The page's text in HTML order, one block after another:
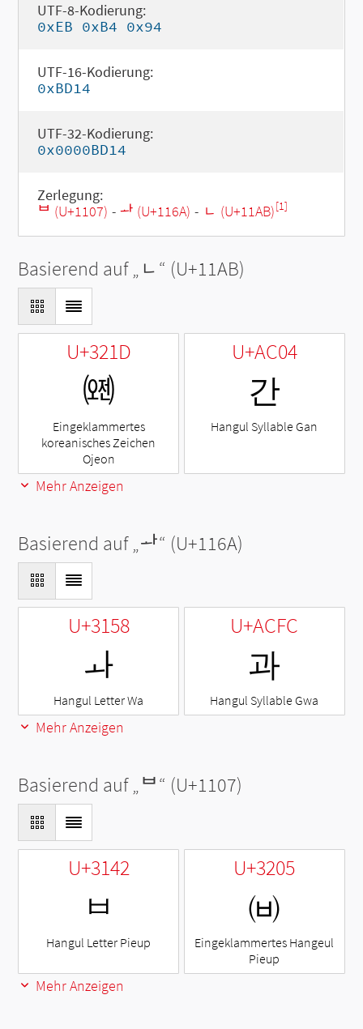
UTF-8-Kodierung:
0xEB 0xB4 0x94
UTF-16-Kodierung:
0xBD14
UTF-32-Kodierung:
0x0000BD14
Zerlegung:
ᄇ (U+1107) - ᅪ (U+116A) - ᆫ (U+11AB)[1]
Basierend auf „ ᆫ“ (U+11AB)
U+321D
㈝
Eingeklammertes
koreanisches Zeichen
Ojeon
U+AC04
간
Hangul Syllable Gan
Mehr Anzeigen
Basierend auf „ᅪ“ (U+116A)
U+3158
ㅘ
Hangul Letter Wa
U+ACFC
과
Hangul Syllable Gwa
Mehr Anzeigen
Basierend auf „ᄇ“ (U+1107)
U+3142
ㅂ
Hangul Letter Pieup
U+3205
㈅
Eingeklammertes Hangeul
Pieup
Mehr Anzeigen